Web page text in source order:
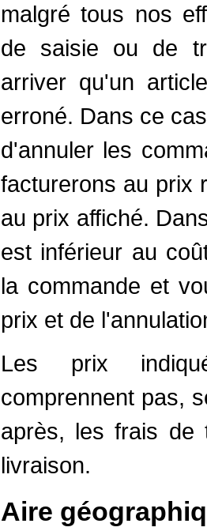
malgré tous nos
de saisie ou de
arriver qu'un
erroné. Dans ce
d'annuler les
facturerons au prix
au prix affiché.
est inférieur au
la commande et
prix et de
Les prix
comprennent pas,
après, les frais de
livraison.
Aire